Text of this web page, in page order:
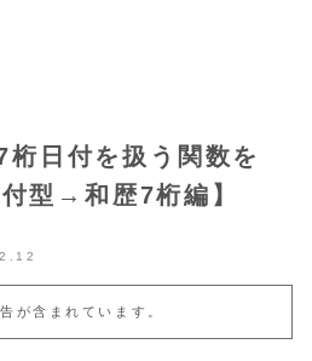
日付を扱う関数を
型→和歴7桁編】
が含まれています。